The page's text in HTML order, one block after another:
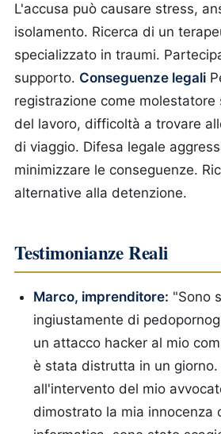
L'accusa può causare stress,
isolamento. Ricerca di un
specializzato in traumi.
supporto. Conseguenze legali
registrazione come molestatore
del lavoro, difficoltà a trovare
di viaggio. Difesa legale
minimizzare le conseguenze.
alternative alla detenzione.
Testimonianze Reali
Marco, imprenditore: "Sono
ingiustamente di
un attacco hacker al mio
è stata distrutta in un giorno.
all'intervento del mio
dimostrato la mia innocenza